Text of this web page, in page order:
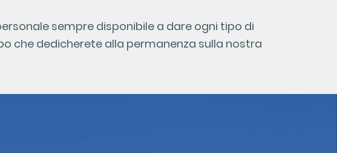
sempre disponibile a dare ogni tipo di
che dedicherete alla permanenza sulla nostra